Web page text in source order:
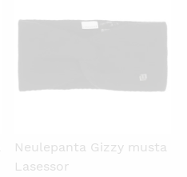
Neulepanta Gizzy musta
Lasessor